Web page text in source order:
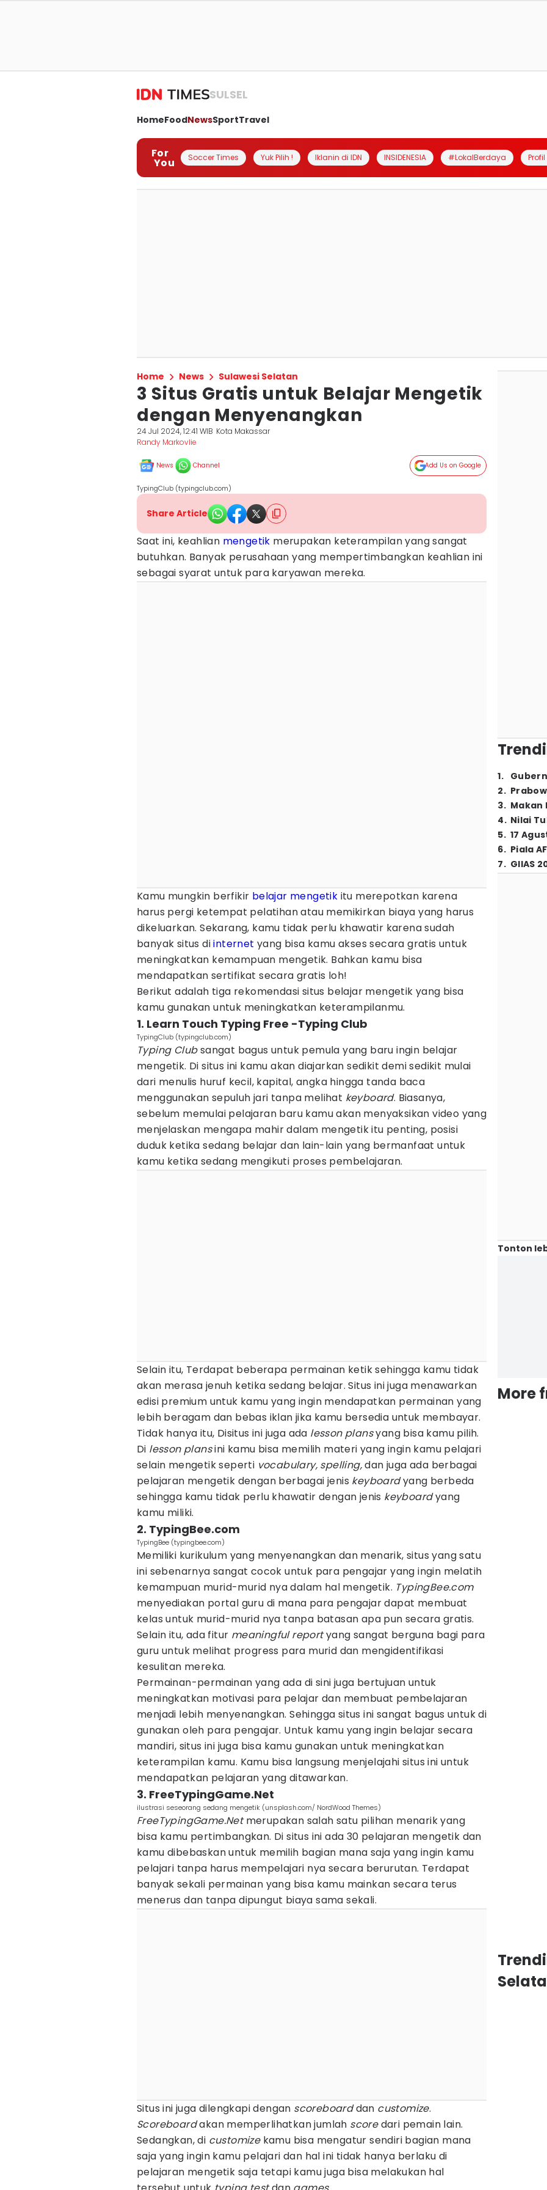
SULSEL
HomeFoodNewsSportTravel
For
You Soccer Times Yuk Pilih ! Iklanin di IDN INSIDENESIA #LokalBerdaya
Home News Sulawesi Selatan
3 Situs Gratis untuk Belajar Mengetik
dengan Menyenangkan
24 Jul 2024, 12:41 WIB Kota Makassar
Randy Markovlie
News Channel Add Us on Google
TypingClub (typingclub.com)
Share Article
Saat ini, keahlian mengetik merupakan keterampilan yang sangat
butuhkan. Banyak perusahaan yang mempertimbangkan keahlian ini
sebagai syarat untuk para karyawan mereka.
Kamu mungkin berfikir belajar mengetik itu merepotkan karena
harus pergi ketempat pelatihan atau memikirkan biaya yang harus
dikeluarkan. Sekarang, kamu tidak perlu khawatir karena sudah
banyak situs diinternet yang bisa kamu akses secara gratis untuk
meningkatkan kemampuan mengetik. Bahkan kamu bisa
mendapatkan sertifikat secara gratis loh!
Berikut adalah tiga rekomendasi situs belajar mengetik yang bisa
kamu gunakan untuk meningkatkan keterampilanmu.
1. Learn Touch Typing Free -Typing Club
TypingClub (typingclub.com)
Typing Clubsangat bagus untuk pemula yang baru ingin belajar
mengetik. Di situs ini kamu akan diajarkan sedikit demi sedikit mulai
dari menulis huruf kecil, kapital, angka hingga tanda baca
menggunakan sepuluh jari tanpa melihat keyboard. Biasanya,
sebelum memulai pelajaran baru kamu akan menyaksikan video yang
menjelaskan mengapa mahir dalam mengetik itu penting, posisi
duduk ketika sedang belajar dan lain-lain yang bermanfaat untuk
kamu ketika sedang mengikuti proses pembelajaran.
Selain itu, Terdapat beberapa permainan ketik sehingga kamu tidak
akan merasa jenuh ketika sedang belajar. Situs ini juga menawarkan
edisi premium untuk kamu yang ingin mendapatkan permainan yang
lebih beragam dan bebas iklan jika kamu bersedia untuk membayar.
Tidak hanya itu, Disitus ini juga ada lesson plansyang bisa kamu pilih.
Di lesson plansini kamu bisa memilih materi yang ingin kamu pelajari
selain mengetik seperti vocabulary, spelling,dan juga ada berbagai
pelajaran mengetik dengan berbagai jenis keyboardyang berbeda
sehingga kamu tidak perlu khawatir dengan jenis keyboardyang
kamu miliki.
2. TypingBee.com
TypingBee (typingbee.com)
Memiliki kurikulum yang menyenangkan dan menarik, situs yang satu
ini sebenarnya sangat cocok untuk para pengajar yang ingin melatih
kemampuan murid-murid nya dalam hal mengetik. TypingBee.com
menyediakan portal guru di mana para pengajar dapat membuat
kelas untuk murid-murid nya tanpa batasan apa pun secara gratis.
Selain itu, ada fitur meaningful reportyang sangat berguna bagi para
guru untuk melihat progress para murid dan mengidentifikasi
kesulitan mereka.
Permainan-permainan yang ada di sini juga bertujuan untuk
meningkatkan motivasi para pelajar dan membuat pembelajaran
menjadi lebih menyenangkan. Sehingga situs ini sangat bagus untuk di
gunakan oleh para pengajar. Untuk kamu yang ingin belajar secara
mandiri, situs ini juga bisa kamu gunakan untuk meningkatkan
keterampilan kamu. Kamu bisa langsung menjelajahi situs ini untuk
mendapatkan pelajaran yang ditawarkan.
3. FreeTypingGame.Net
ilustrasi seseorang sedang mengetik (unsplash.com/ NordWood Themes)
FreeTypingGame.Netmerupakan salah satu pilihan menarik yang
bisa kamu pertimbangkan. Di situs ini ada 30 pelajaran mengetik dan
kamu dibebaskan untuk memilih bagian mana saja yang ingin kamu
pelajari tanpa harus mempelajari nya secara berurutan. Terdapat
banyak sekali permainan yang bisa kamu mainkan secara terus
menerus dan tanpa dipungut biaya sama sekali.
Situs ini juga dilengkapi dengan scoreboarddan customize.
Scoreboardakan memperlihatkan jumlah scoredari pemain lain.
Sedangkan, di customizekamu bisa mengatur sendiri bagian mana
saja yang ingin kamu pelajari dan hal ini tidak hanya berlaku di
pelajaran mengetik saja tetapi kamu juga bisa melakukan hal
1.
2.
3. Makan
4. Nilai
5. 17
6. Piala
7. GIIAS
Tonton
More